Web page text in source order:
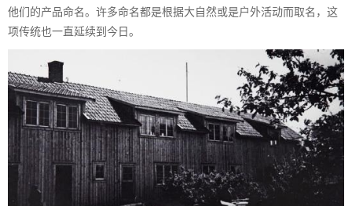
他们的产品命名。许多命名都是根据大自然或是户外活动而取名，这
项传统也一直延续到今日。